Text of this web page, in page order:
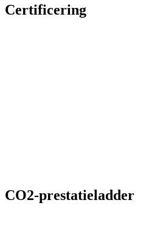
Certificering
CO2-prestatieladder